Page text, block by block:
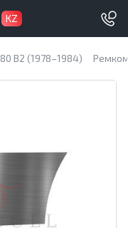
KZ
80 B2 (1978–1984)